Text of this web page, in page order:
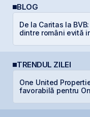
BLOG
De la Caritas la
dintre români evită
TRENDUL ZILEI
One United
favorabilă pentru